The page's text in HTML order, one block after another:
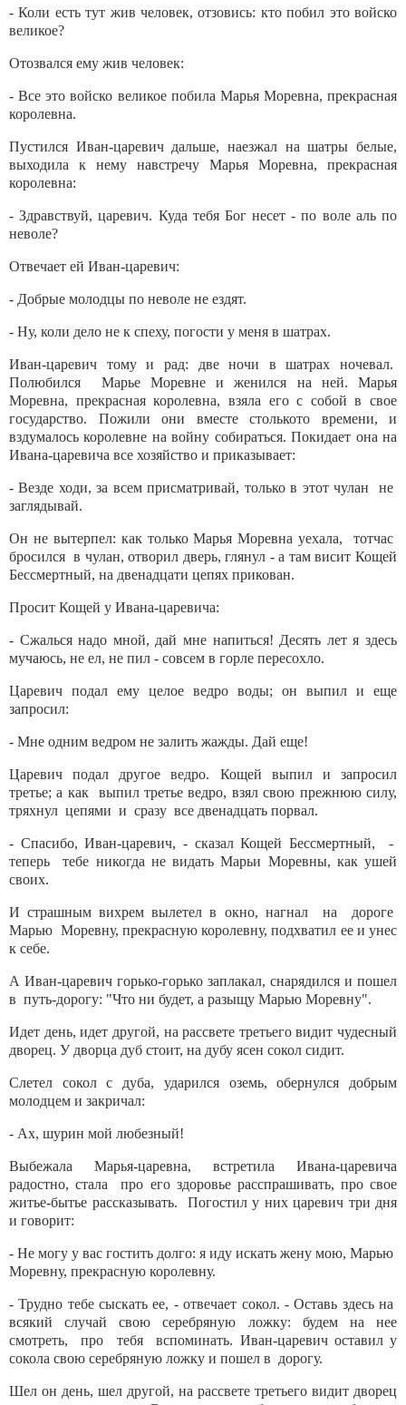
- Коли есть тут жив человек, отзовись: кто побил это войско
великое?
Отозвался ему жив человек:
- Все это войско великое побила Марья Моревна, прекрасная
королевна.
Пустился Иван-царевич дальше, наезжал на шатры белые,
выходила к нему навстречу Марья Моревна, прекрасная
королевна:
- Здравствуй, царевич. Куда тебя Бог несет - по воле аль по
неволе?
Отвечает ей Иван-царевич:
- Добрые молодцы по неволе не ездят.
- Ну, коли дело не к спеху, погости у меня в шатрах.
Иван-царевич тому и рад: две ночи в шатрах ночевал.
Полюбился Марье Моревне и женился на ней. Марья
Моревна, прекрасная королевна, взяла его с собой в свое
государство. Пожили они вместе столькото времени, и
вздумалось королевне на войну собираться. Покидает она на
Ивана-царевича все хозяйство и приказывает:
- Везде ходи, за всем присматривай, только в этот чулан не
заглядывай.
Он не вытерпел: как только Марья Моревна уехала, тотчас
бросился в чулан, отворил дверь, глянул - а там висит Кощей
Бессмертный, на двенадцати цепях прикован.
Просит Кощей у Ивана-царевича:
- Сжалься надо мной, дай мне напиться! Десять лет я здесь
мучаюсь, не ел, не пил - совсем в горле пересохло.
Царевич подал ему целое ведро воды; он выпил и еще
запросил:
- Мне одним ведром не залить жажды. Дай еще!
Царевич подал другое ведро. Кощей выпил и запросил
третье; а как выпил третье ведро, взял свою прежнюю силу,
тряхнул цепями и сразу все двенадцать порвал.
- Спасибо, Иван-царевич, - сказал Кощей Бессмертный, -
теперь тебе никогда не видать Марьи Моревны, как ушей
своих.
И страшным вихрем вылетел в окно, нагнал на дороге
Марью Моревну, прекрасную королевну, подхватил ее и унес
к себе.
А Иван-царевич горько-горько заплакал, снарядился и пошел
в путь-дорогу: "Что ни будет, а разыщу Марью Моревну".
Идет день, идет другой, на рассвете третьего видит чудесный
дворец. У дворца дуб стоит, на дубу ясен сокол сидит.
Слетел сокол с дуба, ударился оземь, обернулся добрым
молодцем и закричал:
- Ах, шурин мой любезный!
Выбежала Марья-царевна, встретила Ивана-царевича
радостно, стала про его здоровье расспрашивать, про свое
житье-бытье рассказывать. Погостил у них царевич три дня
и говорит:
- Не могу у вас гостить долго: я иду искать жену мою, Марью
Моревну, прекрасную королевну.
- Трудно тебе сыскать ее, - отвечает сокол. - Оставь здесь на
всякий случай свою серебряную ложку: будем на нее
смотреть, про тебя вспоминать. Иван-царевич оставил у
сокола свою серебряную ложку и пошел в дорогу.
Шел он день, шел другой, на рассвете третьего видит дворец